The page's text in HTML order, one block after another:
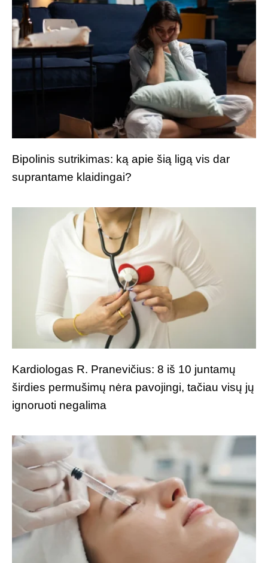
Bipolinis sutrikimas: ką apie šią ligą vis dar
suprantame klaidingai?
Kardiologas R. Pranevičius: 8 iš 10 juntamų
širdies permušimų nėra pavojingi, tačiau visų jų
ignoruoti negalima